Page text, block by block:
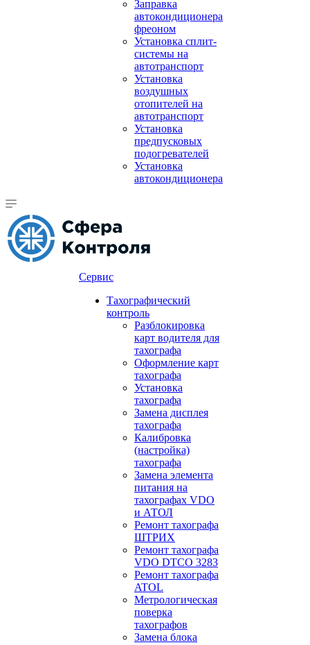
Заправка
автокондиционера
фреоном
Установка сплит-
системы на
автотранспорт
Установка
воздушных
отопителей на
автотранспорт
Установка
предпусковых
подогревателей
Установка
автокондиционера
Сервис
Тахографический
контроль
Разблокировка
карт водителя для
тахографа
Оформление карт
тахографа
Установка
тахографа
Замена дисплея
тахографа
Калибровка
(настройка)
тахографа
Замена элемента
питания на
тахографах VDO
и АТОЛ
Ремонт тахографа
ШТРИХ
Ремонт тахографа
VDO DTCO 3283
Ремонт тахографа
ATOL
Метрологическая
поверка
тахографов
Замена блока